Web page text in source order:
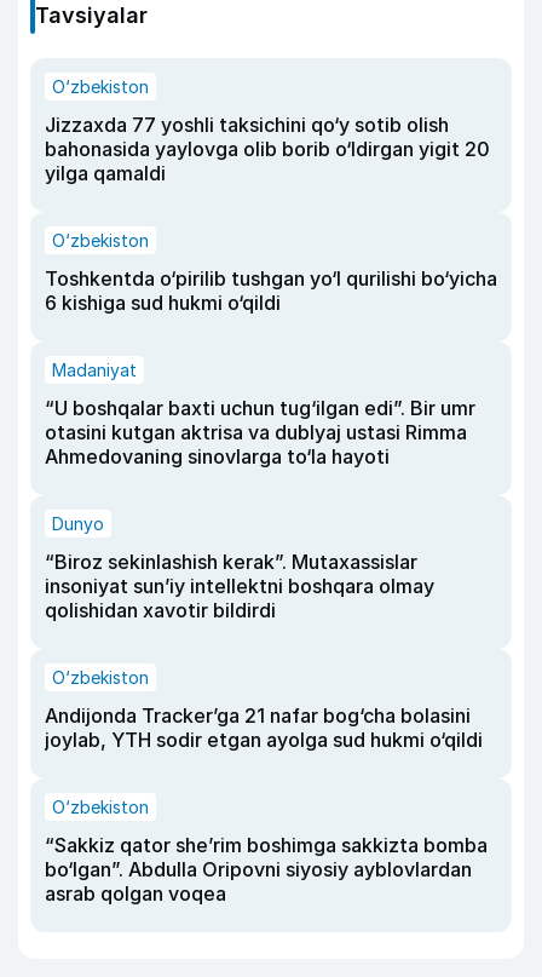
Tavsiyalar
O‘zbekiston
Jizzaxda 77 yoshli taksichini qo‘y sotib olish
bahonasida yaylovga olib borib o‘ldirgan yigit 20
yilga qamaldi
O‘zbekiston
Toshkentda o‘pirilib tushgan yo‘l qurilishi bo‘yicha
6 kishiga sud hukmi o‘qildi
Madaniyat
“U boshqalar baxti uchun tug‘ilgan edi”. Bir umr
otasini kutgan aktrisa va dublyaj ustasi Rimma
Ahmedovaning sinovlarga to‘la hayoti
Dunyo
“Biroz sekinlashish kerak”. Mutaxassislar
insoniyat sun’iy intellektni boshqara olmay
qolishidan xavotir bildirdi
O‘zbekiston
Andijonda Tracker’ga 21 nafar bog‘cha bolasini
joylab, YTH sodir etgan ayolga sud hukmi o‘qildi
O‘zbekiston
“Sakkiz qator she’rim boshimga sakkizta bomba
bo‘lgan”. Abdulla Oripovni siyosiy ayblovlardan
asrab qolgan voqea